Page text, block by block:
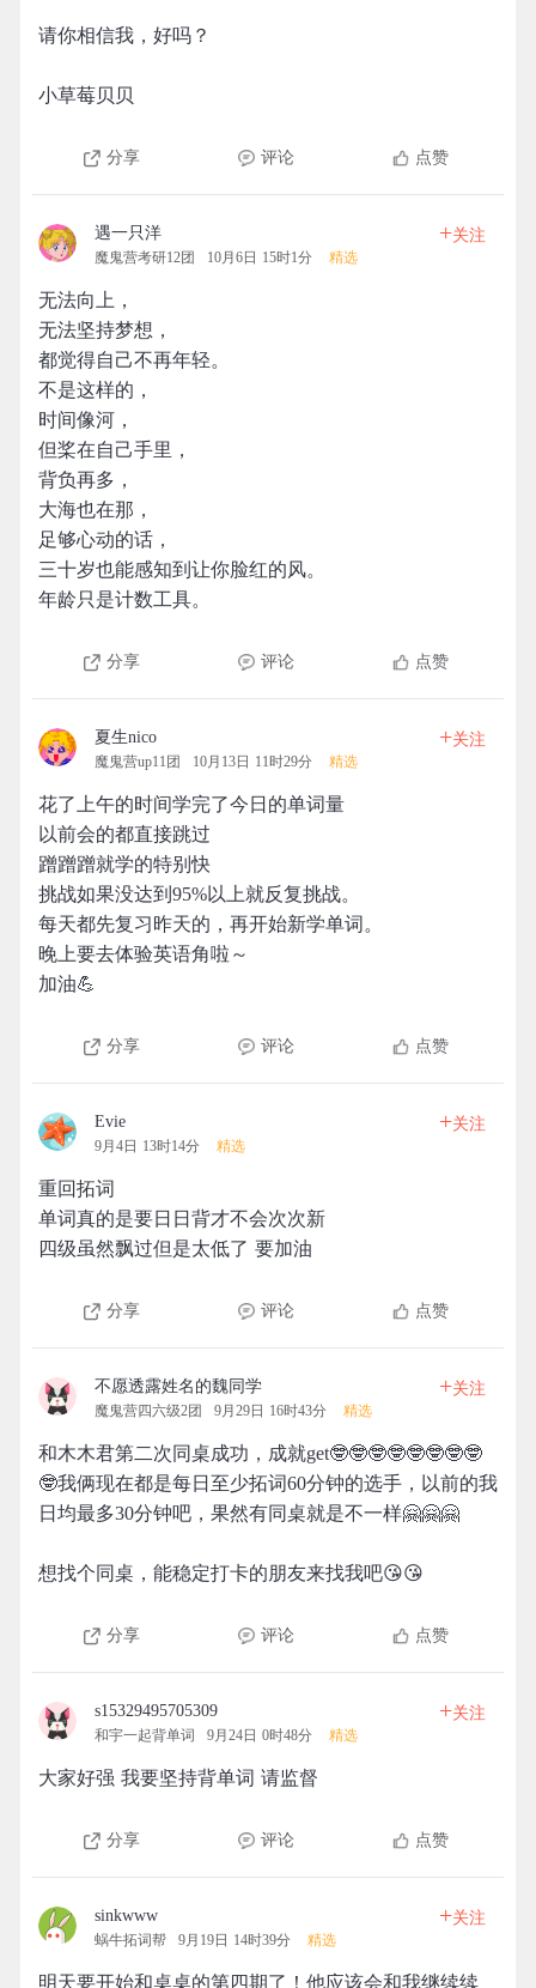
请你相信我，好吗？
小草莓贝贝
分享 评论 点赞
遇一只洋
魔鬼营考研12团 10月6日 15时1分 精选
+关注
无法向上，
无法坚持梦想，
都觉得自己不再年轻。
不是这样的，
时间像河，
但桨在自己手里，
背负再多，
大海也在那，
足够心动的话，
三十岁也能感知到让你脸红的风。
年龄只是计数工具。
分享 评论 点赞
夏生nico
魔鬼营up11团 10月13日 11时29分 精选
+关注
花了上午的时间学完了今日的单词量
以前会的都直接跳过
蹭蹭蹭就学的特别快
挑战如果没达到95%以上就反复挑战。
每天都先复习昨天的，再开始新学单词。
晚上要去体验英语角啦～
加油💪
分享 评论 点赞
Evie
9月4日 13时14分 精选
+关注
重回拓词
单词真的是要日日背才不会次次新
四级虽然飘过但是太低了 要加油
分享 评论 点赞
不愿透露姓名的魏同学
魔鬼营四六级2团 9月29日 16时43分 精选
+关注
和木木君第二次同桌成功，成就get🤓🤓🤓🤓🤓🤓🤓🤓
🤓我俩现在都是每日至少拓词60分钟的选手，以前的我
日均最多30分钟吧，果然有同桌就是不一样🤗🤗🤗
想找个同桌，能稳定打卡的朋友来找我吧😘😘
分享 评论 点赞
s15329495705309
和宇一起背单词 9月24日 0时48分 精选
+关注
大家好强 我要坚持背单词 请监督
分享 评论 点赞
sinkwww
蜗牛拓词帮 9月19日 14时39分 精选
+关注
明天要开始和桌桌的第四期了！他应该会和我继续续